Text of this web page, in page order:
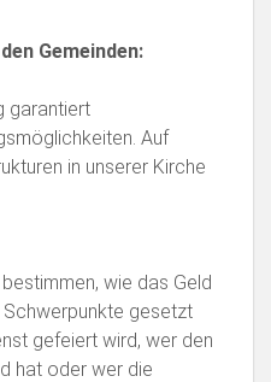
Gemeinden:
garantiert
Auf
in unserer Kirche
wie das Geld
gesetzt
gefeiert wird, wer den
hat oder wer die